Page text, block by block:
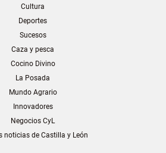
Cultura
Deportes
Sucesos
Caza y pesca
Cocino Divino
La Posada
Mundo Agrario
Innovadores
Negocios CyL
noticias de Castilla y León